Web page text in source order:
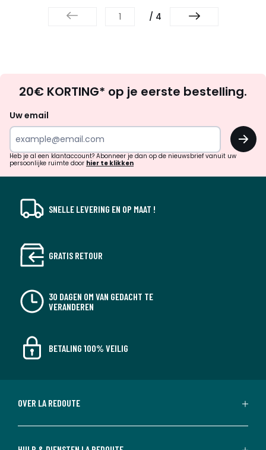
/ 4
zoek
inspiratie
verrassingen?
20€ KORTING* op je eerste bestelling.
Uw email
OK
Heb je al een klantaccount? Abonneer je dan op de nieuwsbrief vanuit uw
persoonlijke ruimte door hier te klikken
SNELLE LEVERING EN OP MAAT !
GRATIS RETOUR
30 DAGEN OM VAN GEDACHT TE
VERANDEREN
BETALING 100% VEILIG
OVER LA REDOUTE